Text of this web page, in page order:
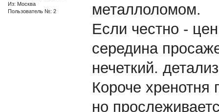
Из: Москва
Пользователь №: 2
металлоломом.
Если честно -
середина
нечеткий.
Короче
но